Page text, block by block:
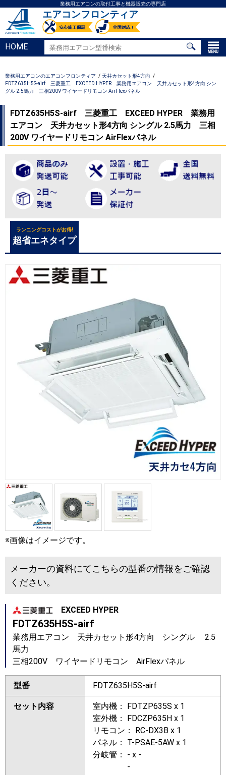
業務用エアコンの取付工事と機器販売の専門店
エアコンフロンティア
HOME
業務用エアコンのエアコンフロンティア
天井カセット形4方向
FDTZ635H5S-airf 三菱重工 EXCEED HYPER 業務用エアコン 天井カセット形4方向 シン
グル 2.5馬力 三相200V ワイヤードリモコン AirFlexパネル
FDTZ635H5S-airf 三菱重工 EXCEED HYPER 業務用
エアコン 天井カセット形4方向 シングル 2.5馬力 三相
200V ワイヤードリモコン AirFlexパネル
ランニングコストがお得!
超省エネタイプ
※画像はイメージです。
メーカーの資料にてこちらの型番の情報をご確認
ください。
EXCEED HYPER
FDTZ635H5S-airf
業務用エアコン 天井カセット形4方向 シングル 2.5
馬力
三相200V ワイヤードリモコン AirFlexパネル
型番 FDTZ635H5S-airf
セット内容
室内機： FDTZP635S x 1
室外機： FDCZP635H x 1
リモコン： RC-DX3B x 1
パネル： T-PSAE-5AW x 1
分岐管： - x -
-